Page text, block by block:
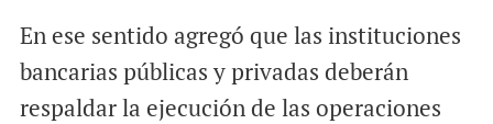
En ese sentido agregó que las instituciones
bancarias públicas y privadas deberán
respaldar la ejecución de las operaciones